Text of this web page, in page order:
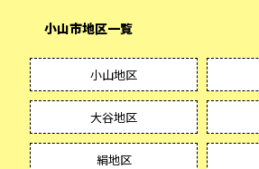
小山市地区一覧
小山地区
大谷地区
絹地区